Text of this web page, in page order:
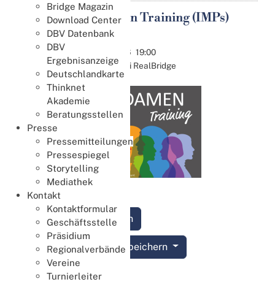
Bridge Magazin
Download Center
DBV Datenbank
DBV
Ergebnisanzeige
Deutschlandkarte
Thinknet
Akademie
Beratungsstellen
Presse
Pressemitteilungen
Pressespiegel
Storytelling
Mediathek
Kontakt
Kontaktformular
Geschäftsstelle
Präsidium
Regionalverbände
Vereine
Turnierleiter
17
Nov.
11. Damen Training (IMPs)
2026
17.11.2026 19:00
Online bei RealBridge
Anmelden
Termin speichern
Details